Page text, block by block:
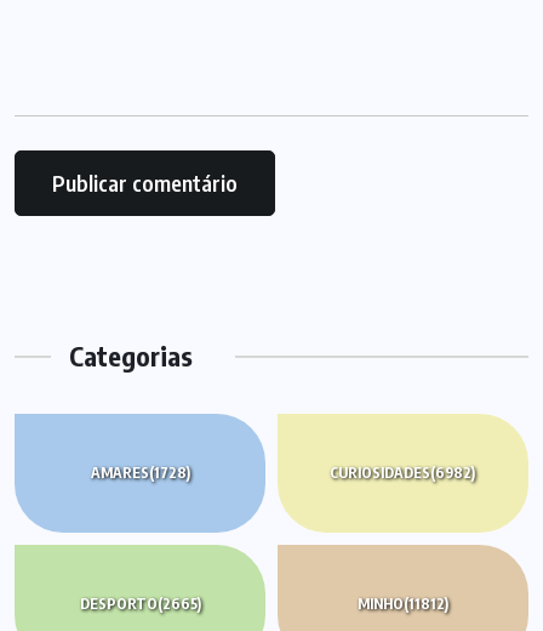
Categorias
AMARES(1728) CURIOSIDADES(6982)
DESPORTO(2665) MINHO(11812)